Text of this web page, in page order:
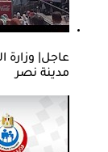
عاجل| وزارة
مدينة نصر